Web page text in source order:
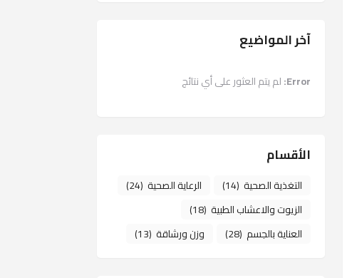
آخر المواضيع
Error: لم يتم العثور على أي نتائج
الأقسام
التغذية الصحية (14) الرعاية الصحية (24)
الزيوت والاعشاب الطبية (18)
العناية بالجسم (28) وزن ورشاقة (13)